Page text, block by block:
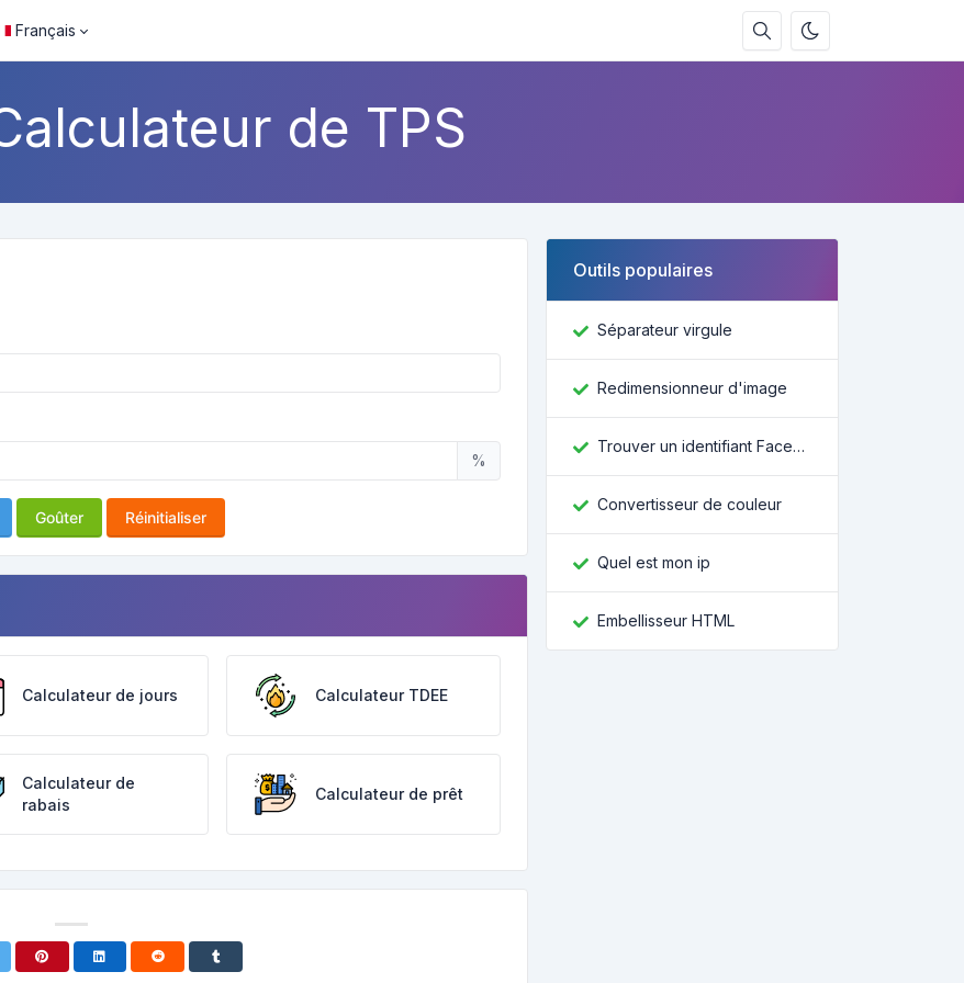
Français
de TPS
%
Goûter Réinitialiser
Calculateur de jours Calculateur TDEE
Calculateur de
rabais
Calculateur de prêt
Outils populaires
Séparateur virgule
Redimensionneur d'image
Trouver un identifiant Facebook
Convertisseur de couleur
Quel est mon ip
Embellisseur HTML